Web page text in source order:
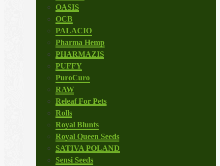
OASIS
OCB
PALACIO
Pharma Hemp
PHARMAZIS
PUFFY
PuroCuro
RAW
Releaf For Pets
Rolls
Royal Blunts
Royal Queen Seeds
SATIVA POLAND
Sensi Seeds